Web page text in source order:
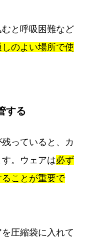
と呼吸困難など
しのよい場所で使
する
っていると、カ
。ウェアは必ず
ことが重要で
圧縮袋に入れて